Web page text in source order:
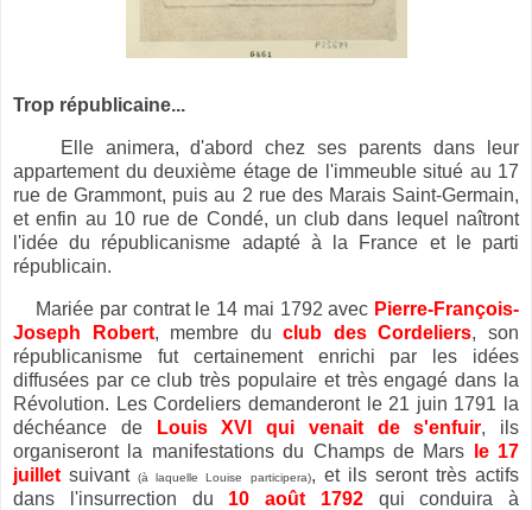
Trop républicaine...
Elle animera, d'abord chez ses parents dans leur
appartement du deuxième étage de l'immeuble situé au 17
rue de Grammont, puis au 2 rue des Marais Saint-Germain,
et enfin au 10 rue de Condé, un club dans lequel naîtront
l'idée du républicanisme adapté à la France et le parti
républicain.
Mariée par contrat le 14 mai 1792 avec Pierre-François-
Joseph Robert, membre duclub des Cordeliers, son
républicanisme fut certainement enrichi par les idées
diffusées par ce club très populaire et très engagé dans la
Révolution. Les Cordeliers demanderont le 21 juin 1791 la
déchéance de
Louis XVI qui venait de s'enfuir, ils
organiseront la manifestations du Champs de Mars
le 17
juillet suivant(à laquelle Louise participera), et ils seront très actifs
dans l'insurrection du 10 août 1792qui conduira à